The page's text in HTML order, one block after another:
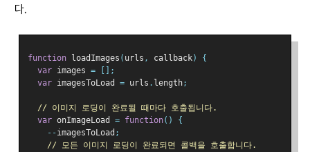
다.
function loadImages ( urls , callback)
{
var images =
[];
var imagesToLoad = urls . length;
// 이미지 로딩이 완료될 때마다 호출됩니다.
var onImageLoad = function()
{
--imagesToLoad ;
// 모든 이미지 로딩이 완료되면 콜백을 호출합니다.